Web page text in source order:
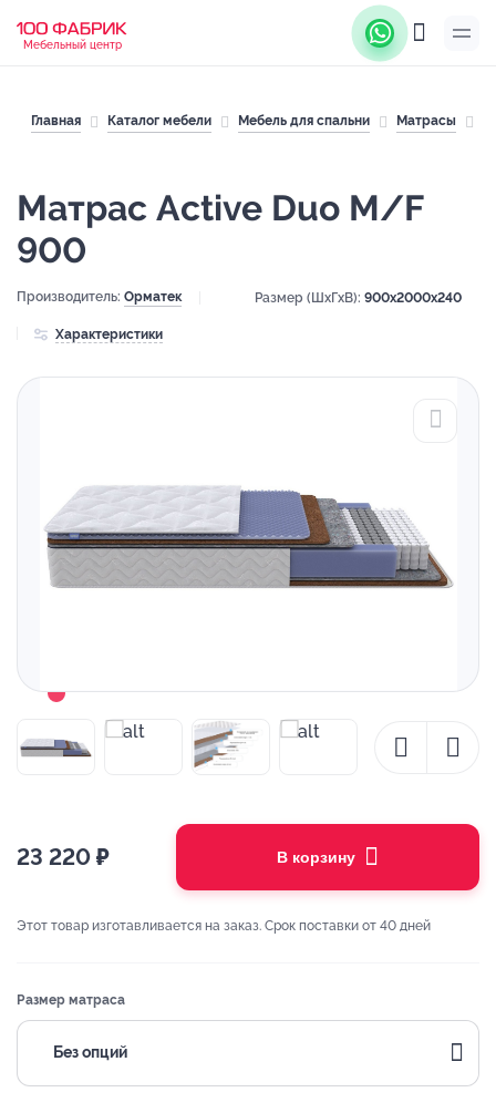
Мебельный центр
Главная Каталог мебели Мебель для спальни Матрасы
Матрас Active Duo M/F
900
Производитель: Орматек Размер (ШхГхВ): 900x2000x240
Характеристики
23 220 ₽ В корзину
Этот товар изготавливается на заказ. Срок поставки от 40 дней
Размер матраса
Без опций